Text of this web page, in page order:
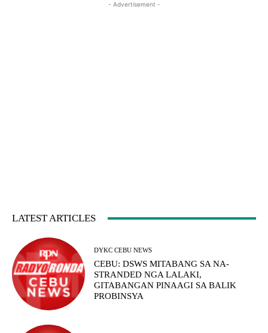
- Advertisement -
LATEST ARTICLES
DYKC CEBU NEWS
CEBU: DSWS MITABANG SA NA-
STRANDED NGA LALAKI,
GITABANGAN PINAAGI SA BALIK
PROBINSYA